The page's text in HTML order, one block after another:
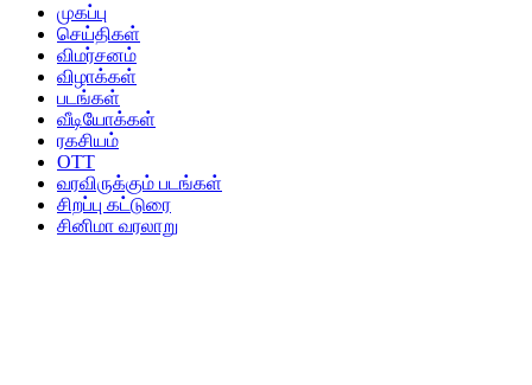
முகப்பு
செய்திகள்
விமர்சனம்
விழாக்கள்
படங்கள்
வீடியோக்கள்
ரகசியம்
OTT
வரவிருக்கும் படங்கள்
சிறப்பு கட்டுரை
சினிமா வரலாறு